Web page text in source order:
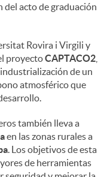
del acto de graduación
Rovira i Virgili y
proyectoCAPTACO2
de un
atmosférico que
también lleva a
en las zonas rurales a
. Los objetivos de esta
de herramientas